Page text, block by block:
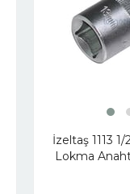
İzeltaş 1113
Lokma